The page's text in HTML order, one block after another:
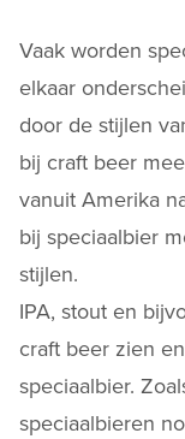
Vaak worden
elkaar
door de stijlen
bij craft beer
vanuit Amerika
bij speciaalbier
stijlen.
IPA, stout en
craft beer zien
speciaalbier.
speciaalbieren